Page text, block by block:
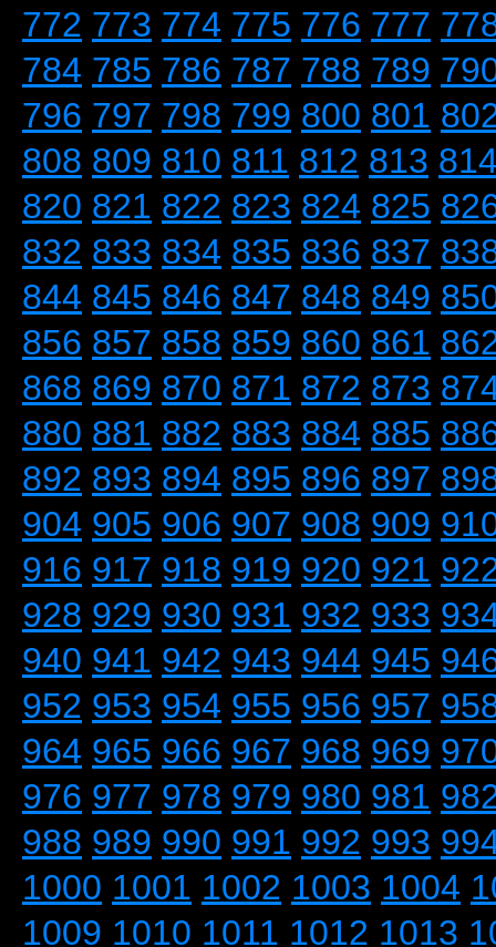
772 773 774 775 776 777
784 785 786 787 788 789
796 797 798 799 800 801
808 809 810 811 812 813
820 821 822 823 824 825
832 833 834 835 836 837
844 845 846 847 848 849
856 857 858 859 860 861
868 869 870 871 872 873
880 881 882 883 884 885
892 893 894 895 896 897
904 905 906 907 908 909
916 917 918 919 920 921
928 929 930 931 932 933
940 941 942 943 944 945
952 953 954 955 956 957
964 965 966 967 968 969
976 977 978 979 980 981
988 989 990 991 992 993
1000 1001 1002 1003 1004
1009 1010 1011 1012 1013